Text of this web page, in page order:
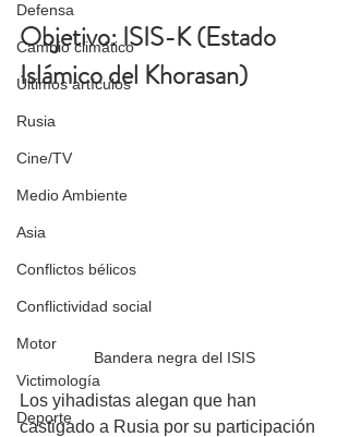
Defensa
Cambio climático
Últimos artículos
Rusia
Cine/TV
Medio Ambiente
Asia
Conflictos bélicos
Conflictividad social
Motor
Victimología
Deporte
Objetivo: ISIS-K (Estado
Islámico del Khorasan)
Bandera negra del ISIS
Los yihadistas alegan que han
castigado a Rusia por su participación